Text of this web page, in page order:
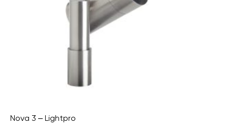
Nova 3 – Lightpro